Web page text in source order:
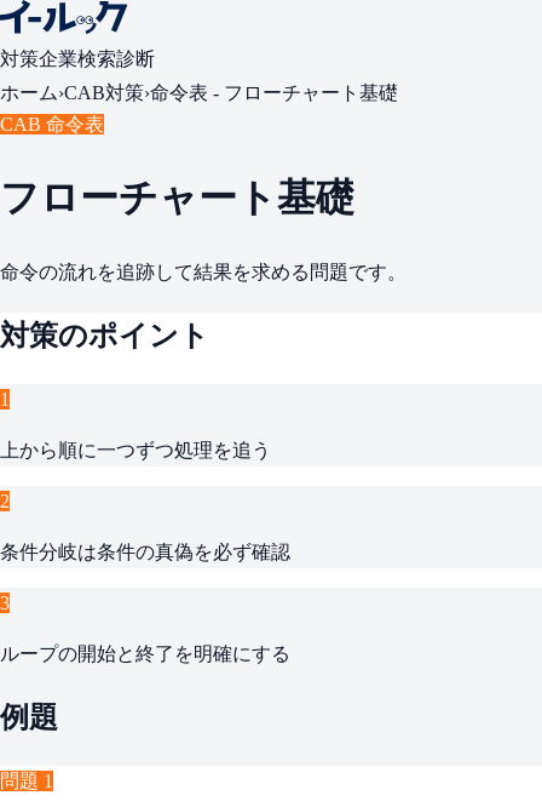
対策企業検索診断
ホーム›CAB対策›命令表 - フローチャート基礎
CAB 命令表
フローチャート基礎
命令の流れを追跡して結果を求める問題です。
対策のポイント
1
上から順に一つずつ処理を追う
2
条件分岐は条件の真偽を必ず確認
3
ループの開始と終了を明確にする
例題
問題 1